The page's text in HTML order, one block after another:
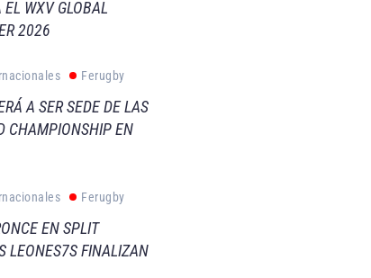
EL WXV GLOBAL
2026
Ferugby
A SER SEDE DE LAS
CHAMPIONSHIP EN
Ferugby
EN SPLIT
LEONES7S FINALIZAN